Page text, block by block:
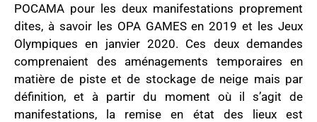
POCAMA pour les deux manifestations proprement
dites, à savoir les OPA GAMES en 2019 et les Jeux
Olympiques en janvier 2020. Ces deux demandes
comprenaient des aménagements temporaires en
matière de piste et de stockage de neige mais par
définition, et à partir du moment où il s’agit de
manifestations, la remise en état des lieux est